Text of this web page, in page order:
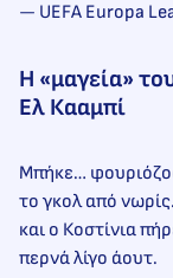
— UEFA Europa
Η «μαγεία»
Ελ Κααμπί
Μπήκε…
το γκολ από
και ο Κοστίνια
περνά λίγο άουτ.